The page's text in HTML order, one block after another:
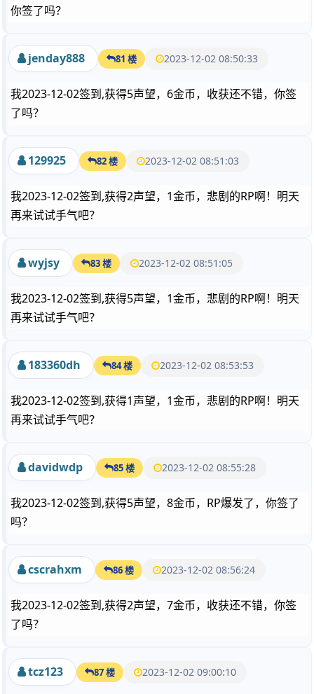
你签了吗？
jenday888 81 楼 2023-12-02 08:50:33
我2023-12-02签到,获得5声望，6金币，收获还不错，你签
了吗？
129925 82 楼 2023-12-02 08:51:03
我2023-12-02签到,获得2声望，1金币，悲剧的RP啊！明天
再来试试手气吧？
wyjsy 83 楼 2023-12-02 08:51:05
我2023-12-02签到,获得5声望，1金币，悲剧的RP啊！明天
再来试试手气吧？
183360dh 84 楼 2023-12-02 08:53:53
我2023-12-02签到,获得1声望，1金币，悲剧的RP啊！明天
再来试试手气吧？
davidwdp 85 楼 2023-12-02 08:55:28
我2023-12-02签到,获得5声望，8金币，RP爆发了，你签了
吗？
cscrahxm 86 楼 2023-12-02 08:56:24
我2023-12-02签到,获得2声望，7金币，收获还不错，你签
了吗？
tcz123 87 楼 2023-12-02 09:00:10